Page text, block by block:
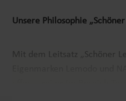
Unsere Philosophie
Mit dem Leitsatz „Schöner